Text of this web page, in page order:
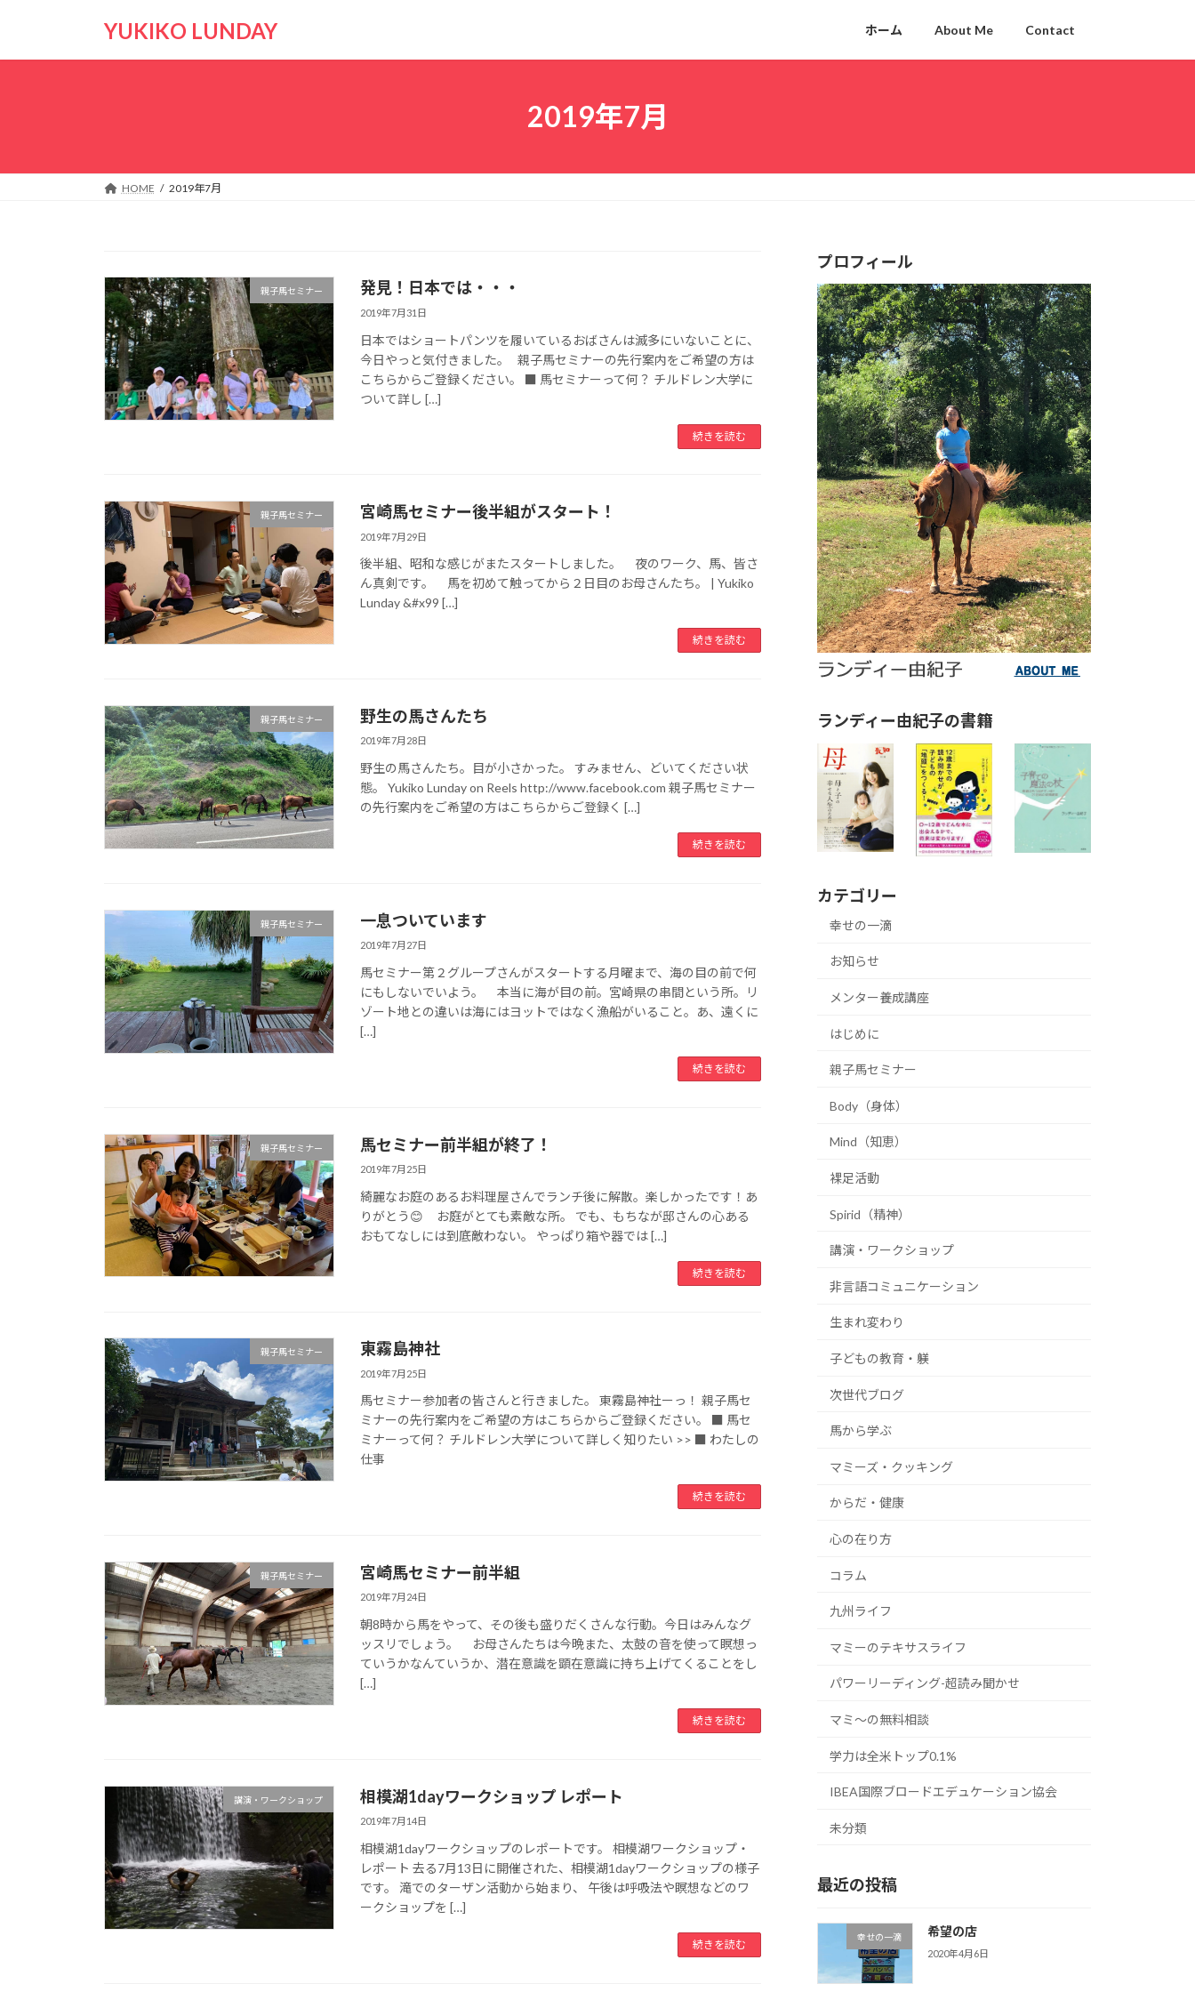
YUKIKO LUNDAY ホーム About Me Contact
2019年7月
HOME 2019年7月
親子馬セミナー 発見！日本では・・・
2019年7月31日
日本ではショートパンツを履いているおばさんは滅多にいないことに、
今日やっと気付きました。 親子馬セミナーの先行案内をご希望の方は
こちらからご登録ください。 ■ 馬セミナーって何？ チルドレン大学に
ついて詳し […]
続きを読む
親子馬セミナー 宮崎馬セミナー後半組がスタート！
2019年7月29日
後半組、昭和な感じがまたスタートしました。 夜のワーク、馬、皆さ
ん真剣です。 馬を初めて触ってから２日目のお母さんたち。 | Yukiko
Lunday &#x99 […]
続きを読む
親子馬セミナー 野生の馬さんたち
2019年7月28日
野生の馬さんたち。目が小さかった。 すみません、どいてください状
態。 Yukiko Lunday on Reels http://www.facebook.com 親子馬セミナー
の先行案内をご希望の方はこちらからご登録く […]
続きを読む
親子馬セミナー 一息ついています
2019年7月27日
馬セミナー第２グループさんがスタートする月曜まで、海の目の前で何
にもしないでいよう。 本当に海が目の前。宮崎県の串間という所。リ
ゾート地との違いは海にはヨットではなく漁船がいること。あ、遠くに
[…]
続きを読む
親子馬セミナー 馬セミナー前半組が終了！
2019年7月25日
綺麗なお庭のあるお料理屋さんでランチ後に解散。楽しかったです！あ
りがとう😊 お庭がとても素敵な所。 でも、もちなが邸さんの心ある
おもてなしには到底敵わない。 やっぱり箱や器では […]
続きを読む
親子馬セミナー 東霧島神社
2019年7月25日
馬セミナー参加者の皆さんと行きました。 東霧島神社ーっ！ 親子馬セ
ミナーの先行案内をご希望の方はこちらからご登録ください。 ■ 馬セ
ミナーって何？ チルドレン大学について詳しく知りたい >> ■ わたしの
仕事
続きを読む
親子馬セミナー 宮崎馬セミナー前半組
2019年7月24日
朝8時から馬をやって、その後も盛りだくさんな行動。今日はみんなグ
ッスリでしょう。 お母さんたちは今晩また、太鼓の音を使って瞑想っ
ていうかなんていうか、潜在意識を顕在意識に持ち上げてくることをし
[…]
続きを読む
講演・ワークショップ 相模湖1dayワークショップ レポート
2019年7月14日
相模湖1dayワークショップのレポートです。 相模湖ワークショップ・
レポート 去る7月13日に開催された、相模湖1dayワークショップの様子
です。 滝でのターザン活動から始まり、 午後は呼吸法や瞑想などのワ
ークショップを […]
続きを読む
プロフィール
ランディー由紀子の書籍
カテゴリー
幸せの一滴
お知らせ
メンター養成講座
はじめに
親子馬セミナー
Body（身体）
Mind（知恵）
裸足活動
Spirid（精神）
講演・ワークショップ
非言語コミュニケーション
生まれ変わり
子どもの教育・躾
次世代ブログ
馬から学ぶ
マミーズ・クッキング
からだ・健康
心の在り方
コラム
九州ライフ
マミーのテキサスライフ
パワーリーディング-超読み聞かせ
マミ〜の無料相談
学力は全米トップ0.1%
IBEA国際ブロードエデュケーション協会
未分類
最近の投稿
幸せの一滴 希望の店
2020年4月6日